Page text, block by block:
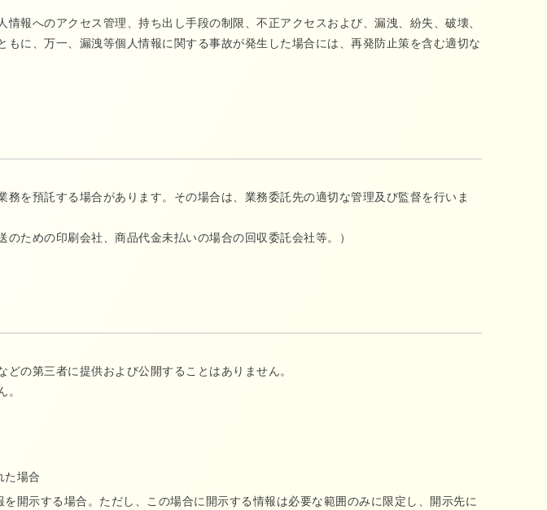
報へのアクセス管理、持ち出し手段の制限、不正アクセスおよび、漏洩、紛失、破壊、
に、万一、漏洩等個人情報に関する事故が発生した場合には、再発防止策を含む適切な
を預託する場合があります。その場合は、業務委託先の適切な管理及び監督を行いま
ための印刷会社、商品代金未払いの場合の回収委託会社等。）
の第三者に提供および公開することはありません。
た場合
開示する場合。ただし、この場合に開示する情報は必要な範囲のみに限定し、開示先に